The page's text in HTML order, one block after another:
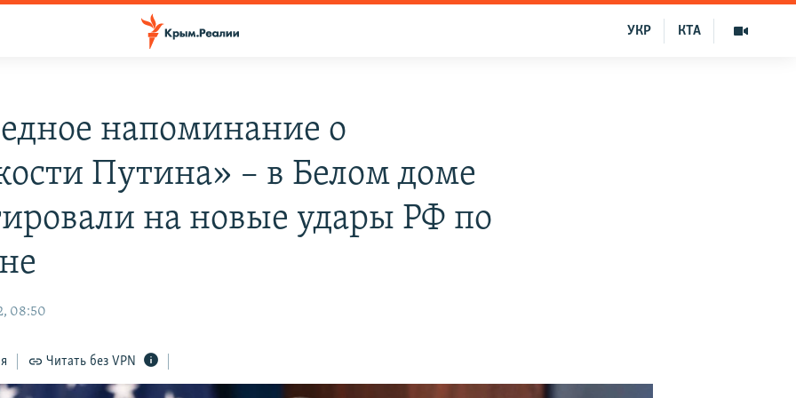
КТА
УКР
напоминание о
Путина» – в Белом доме
на новые удары РФ по
08:50
Читать без VPN